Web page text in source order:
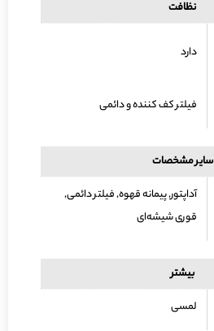
نظافت
دارد
فیلتر کف کننده و دائمی
سایر مشخصات
آداپتور, پیمانه قهوه, فیلتر دائمی,
قوری شیشه‌ای
بیشتر
لمسی